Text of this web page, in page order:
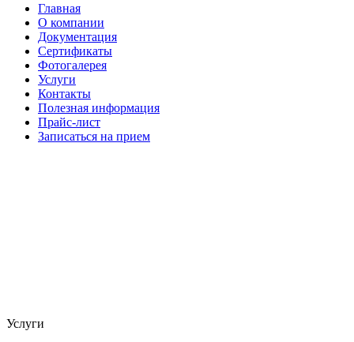
Главная
О компании
Документация
Сертификаты
Фотогалерея
Услуги
Контакты
Полезная информация
Прайс-лист
Записаться на прием
Услуги